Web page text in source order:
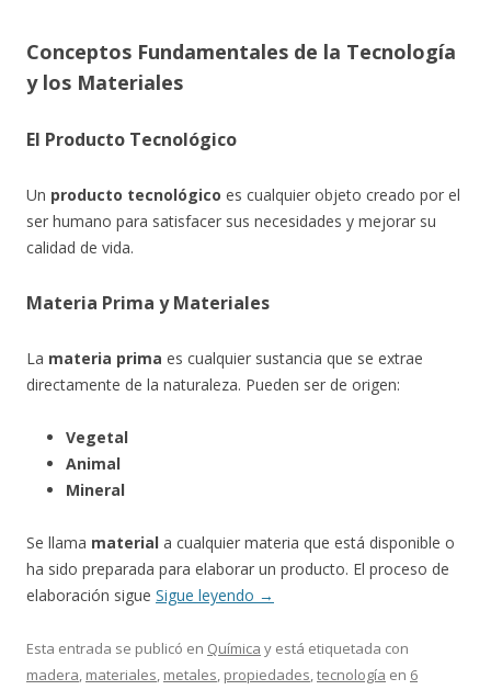
Conceptos Fundamentales de la Tecnología
y los Materiales
El Producto Tecnológico
Un producto tecnológico es cualquier objeto creado por el
ser humano para satisfacer sus necesidades y mejorar su
calidad de vida.
Materia Prima y Materiales
La materia prima es cualquier sustancia que se extrae
directamente de la naturaleza. Pueden ser de origen:
Vegetal
Animal
Mineral
Se llama material a cualquier materia que está disponible o
ha sido preparada para elaborar un producto. El proceso de
elaboración sigue Sigue leyendo →
Esta entrada se publicó en Química y está etiquetada con
madera, materiales, metales, propiedades,tecnología en 6